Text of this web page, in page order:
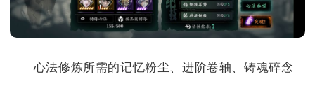
心法修炼所需的记忆粉尘、进阶卷轴、铸魂碎念